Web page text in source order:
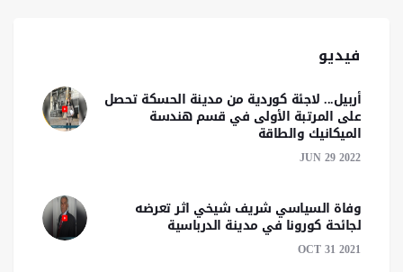
فيديو
أربيل... لاجئة كوردية من مدينة الحسكة تحصل
على المرتبة الأولى في قسم هندسة
الميكانيك والطاقة
JUN 29 2022
وفاة السياسي شريف شيخي اثر تعرضه
لجائحة كورونا في مدينة الدرباسية
OCT 31 2021